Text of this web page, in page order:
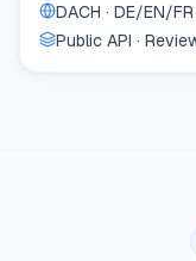
DACH · DE/EN/FR
Public API ·